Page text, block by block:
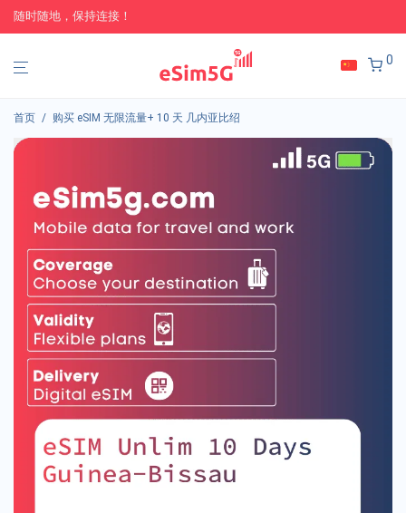
随时随地，保持连接！
0
首页 / 购买 eSIM 无限流量+ 10 天 几内亚比绍